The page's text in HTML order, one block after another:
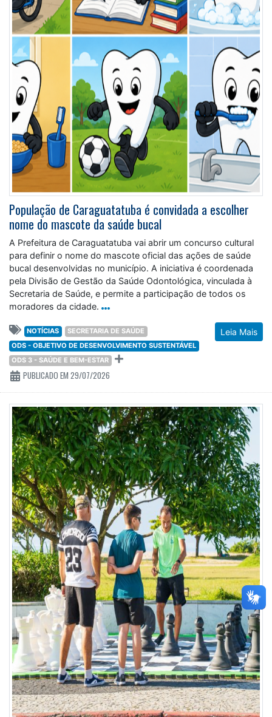
População de Caraguatatuba é convidada a escolher
nome do mascote da saúde bucal
A Prefeitura de Caraguatatuba vai abrir um concurso cultural
para definir o nome do mascote oficial das ações de saúde
bucal desenvolvidas no município. A iniciativa é coordenada
pela Divisão de Gestão da Saúde Odontológica, vinculada à
Secretaria de Saúde, e permite a participação de todos os
moradores da cidade.
Leia Mais
NOTÍCIAS
SECRETARIA DE SAÚDE
ODS - OBJETIVO DE DESENVOLVIMENTO SUSTENTÁVEL
ODS 3 - SAÚDE E BEM-ESTAR
PUBLICADO EM 29/07/2026